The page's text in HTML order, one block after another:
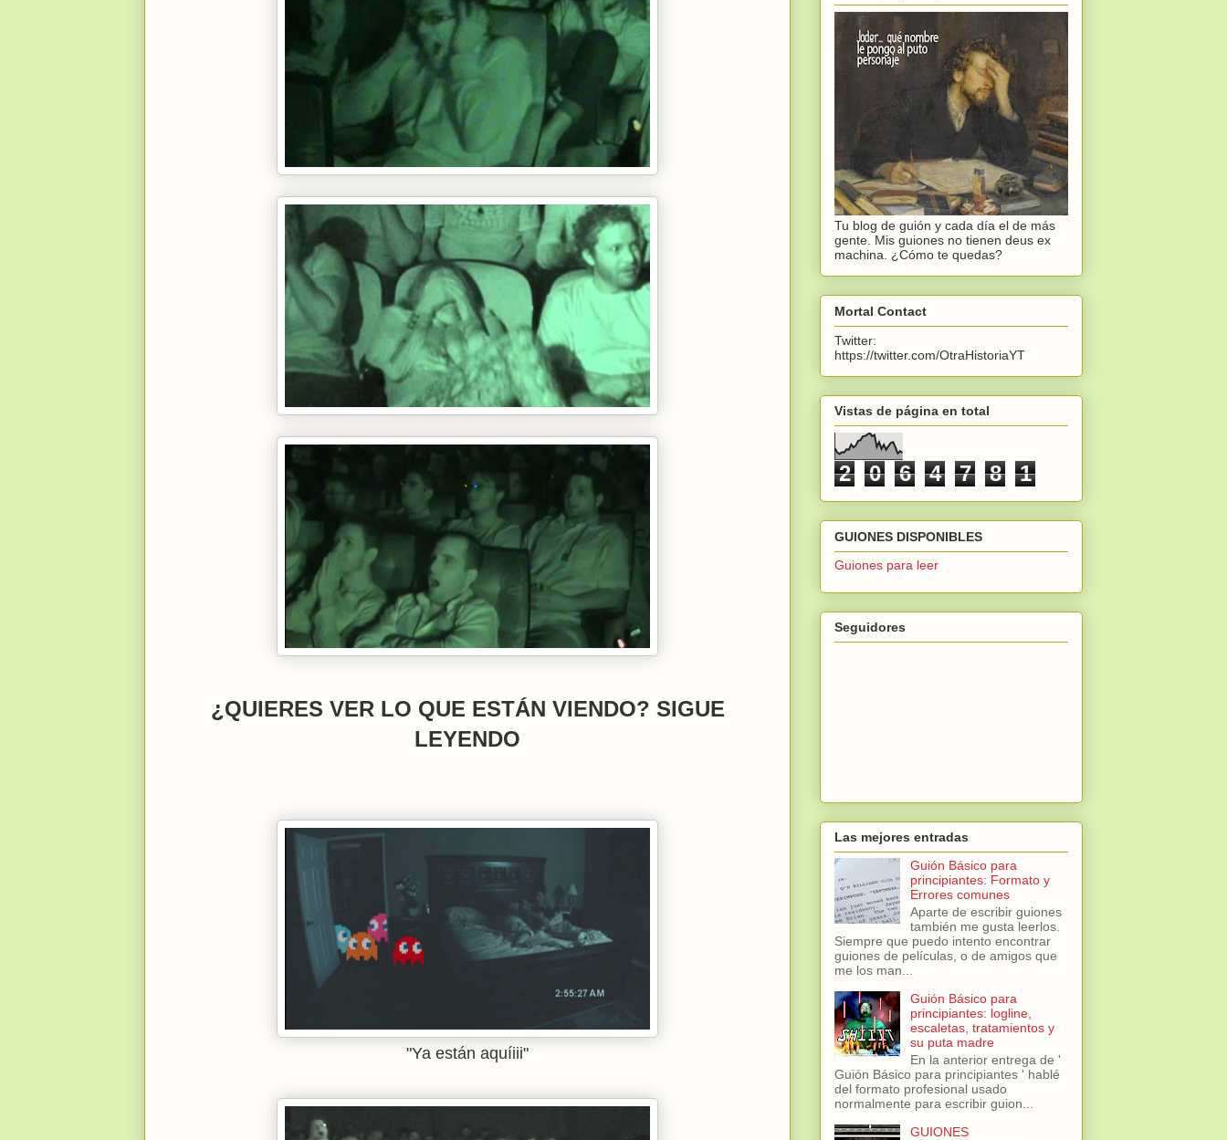
¿QUIERES VER LO QUE ESTÁN VIENDO? SIGUE
LEYENDO
"Ya están aquíiii"
Tu blog de guión y cada día el de más
gente. Mis guiones no tienen deus ex
machina. ¿Cómo te quedas?
Mortal Contact
Twitter:
https://twitter.com/OtraHistoriaYT
Vistas de página en total
2 0 6 4 7 8 1
GUIONES DISPONIBLES
Guiones para leer
Seguidores
Las mejores entradas
Guión Básico para
principiantes: Formato y
Errores comunes
Aparte de escribir guiones
también me gusta leerlos.
Siempre que puedo intento encontrar
guiones de películas, o de amigos que
me los man...
Guión Básico para
principiantes: logline,
escaletas, tratamientos y
su puta madre
En la anterior entrega de '
Guión Básico para principiantes ' hablé
del formato profesional usado
normalmente para escribir guion...
GUIONES